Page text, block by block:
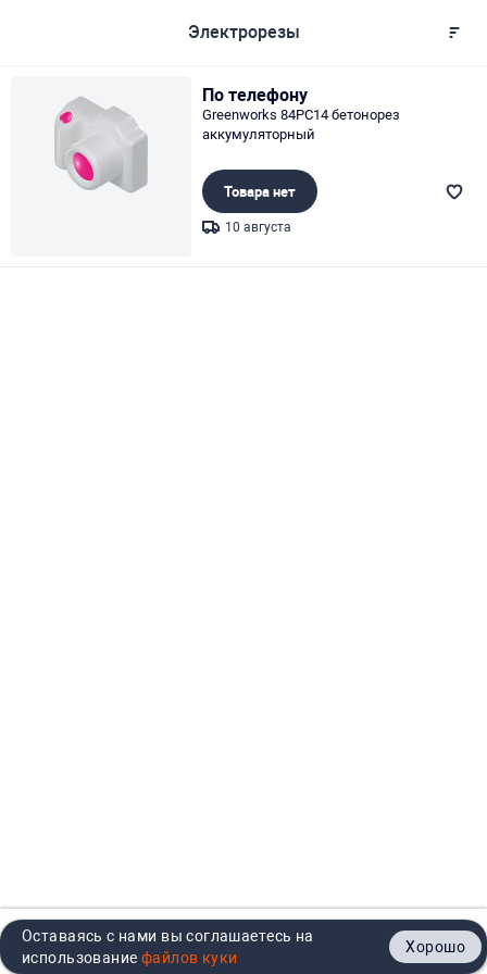
Главная Каталог Кабинет Контакты
Электрорезы
По телефону
Greenworks 84PC14 бетонорез
аккумуляторный
Товара нет
10 августа
Оставаясь с нами вы соглашаетесь на
использование
Хорошо